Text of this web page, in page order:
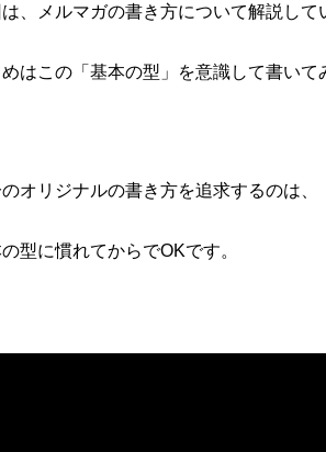
、メルマガの書き方について解説して
はこの「基本の型」を意識して書いて
オリジナルの書き方を追求するのは、
型に慣れてからでOKです。